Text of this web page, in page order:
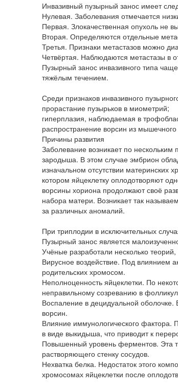
Инвазивный пузырный занос имеет
Нулевая. Заболевания отмечается
Первая. Злокачественная опухоль не
Вторая. Определяются отдельные
Третья. Признаки метастазов можно
Четвёртая. Наблюдаются метастазы в
Пузырный занос инвазивного типа
тяжёлым течением.
Среди признаков инвазивного
прорастание пузырьков в миометрий;
гиперплазия, наблюдаемая в
распространение ворсин из
Причины развития
Заболевание возникает по
зародыша. В этом случае эмбрион
изначальном отсутствии материнских
котором яйцеклетку оплодотворяют
ворсины хориона продолжают своё
набора матери. Возникает так
за различных аномалий.
При триплодии в исключительных
Пузырный занос является
Учёные разработали несколько
Вирусное воздействие. Под влиянием
родительских хромосом.
Неполноценность яйцеклетки. По
неправильному созреванию в
Воспаление в децидуальной
ворсин.
Влияние иммунологического фактора.
в виде выкидыша, что приводит к
Повышенный уровень ферментов. Эта
растворяющего стенку сосудов.
Нехватка белка. Недостаток этого
хромосомах яйцеклетки после